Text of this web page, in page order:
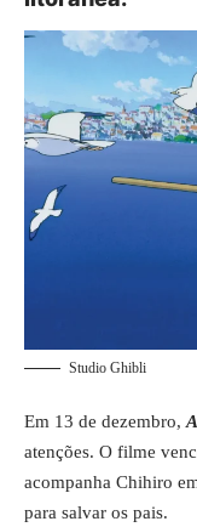
Studio Ghibli
Em 13 de dezembro,
atenções. O filme
acompanha Chihiro
para salvar os pais.